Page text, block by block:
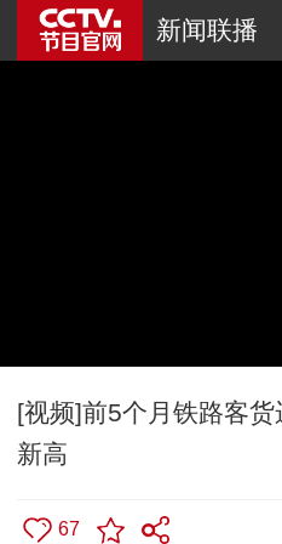
新闻联播
[视频]前5个月铁路客货
新高
67